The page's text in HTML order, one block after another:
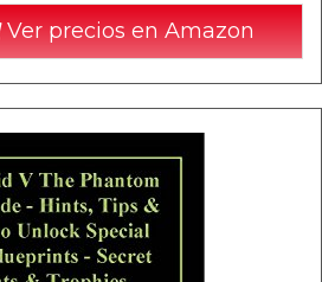
Ver precios en Amazon